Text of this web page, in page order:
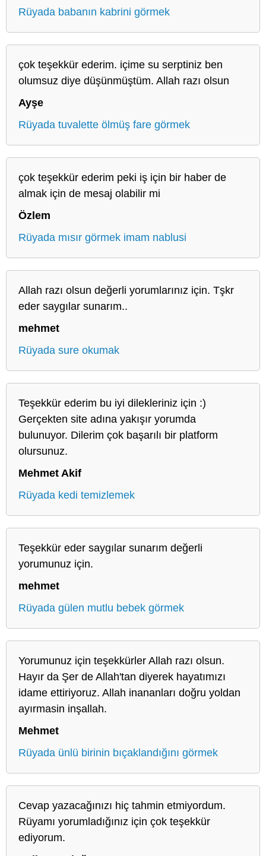
Rüyada babanın kabrini görmek
çok teşekkür ederim. içime su serptiniz ben
olumsuz diye düşünmüştüm. Allah razı olsun
Ayşe
Rüyada tuvalette ölmüş fare görmek
çok teşekkür ederim peki iş için bir haber de
almak için de mesaj olabilir mi
Özlem
Rüyada mısır görmek imam nablusi
Allah razı olsun değerli yorumlarınız için. Tşkr
eder saygılar sunarım..
mehmet
Rüyada sure okumak
Teşekkür ederim bu iyi dilekleriniz için :)
Gerçekten site adına yakışır yorumda
bulunuyor. Dilerim çok başarılı bir platform
olursunuz.
Mehmet Akif
Rüyada kedi temizlemek
Teşekkür eder saygılar sunarım değerli
yorumunuz için.
mehmet
Rüyada gülen mutlu bebek görmek
Yorumunuz için teşekkürler Allah razı olsun.
Hayır da Şer de Allah'tan diyerek hayatımızı
idame ettiriyoruz. Allah inananları doğru yoldan
ayırmasin inşallah.
Mehmet
Rüyada ünlü birinin bıçaklandığını görmek
Cevap yazacağınızı hiç tahmin etmiyordum.
Rüyamı yorumladığınız için çok teşekkür
ediyorum.